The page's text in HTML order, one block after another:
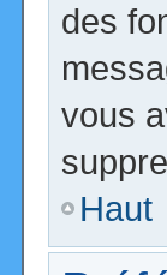
des
vous
Haut